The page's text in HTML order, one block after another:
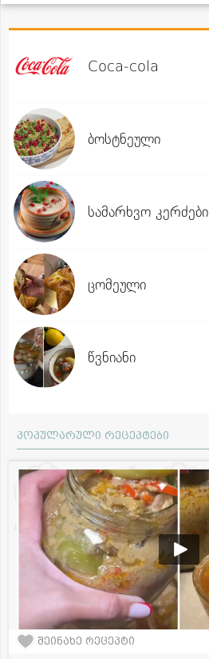
Coca-cola
ბოსტნეული
სამარხვო კერძები
ცომეული
წვნიანი
პოპულარული რეცეპტები
შეინახე რეცეპტი